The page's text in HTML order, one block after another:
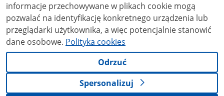
informacje przechowywane w plikach cookie mogą
pozwalać na identyfikację konkretnego urządzenia lub
przeglądarki użytkownika, a więc potencjalnie stanowić
dane osobowe. Polityka cookies
Odrzuć
Spersonalizuj